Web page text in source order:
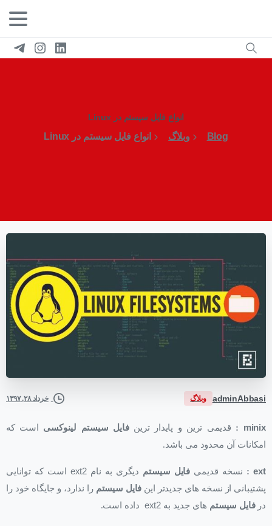
انواع فایل سیستم در Linux
Blog وبلاگ انواع فایل سیستم در Linux
adminAbbasi وبلاگ خرداد ۲۸, ۱۳۹۷
minix
: قدیمی ترین و پایدار ترینفایل سیستم لینوکسی است که
امکانات آن محدود می باشد.
ext
: نسخه قدیمی فایل سیستم دیگری به نام ext2 است که توانایی
پشتیبانی از نسخه های جدیدتر این فایل سیستم را ندارد، و جایگاه خود را
درفایل سیستم های جدید به ext2 داده است.